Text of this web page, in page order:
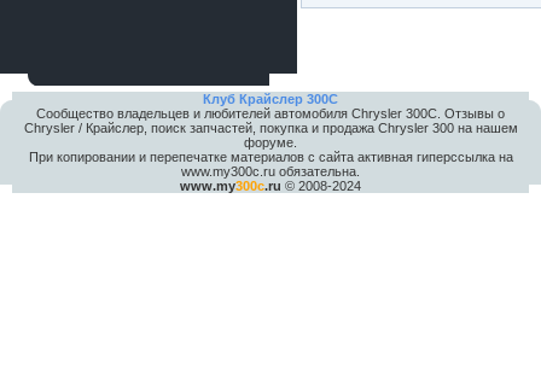
Клуб Крайслер 300C
Сообщество владельцев и любителей автомобиля Chrysler 300С. Отзывы о
Chrysler / Крайслер, поиск запчастей, покупка и продажа Chrysler 300 на нашем
форуме.
При копировании и перепечатке материалов с сайта активная гиперссылка на
www.my300c.ru обязательна.
www.my300c.ru © 2008-2024